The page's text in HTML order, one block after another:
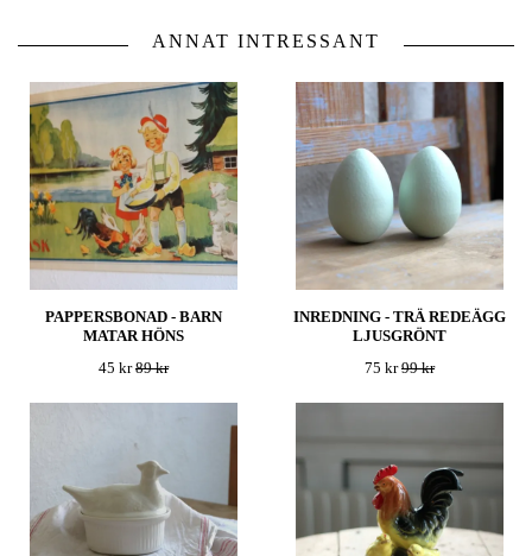
ANNAT INTRESSANT
PAPPERSBONAD - BARN
MATAR HÖNS
45 kr89 kr
INREDNING - TRÄ REDEÄGG
LJUSGRÖNT
75 kr99 kr